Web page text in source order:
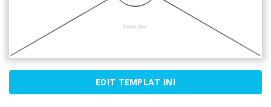
EDIT TEMPLAT INI